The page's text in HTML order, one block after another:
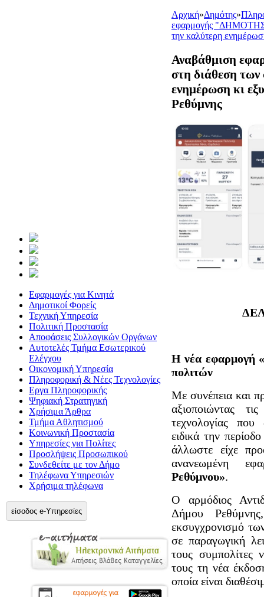
Εφαρμογές για Κινητά
Δημοτικοί Φορείς
Τεχνική Υπηρεσία
Πολιτική Προστασία
Αποφάσεις Συλλογικών Οργάνων
Αυτοτελές Τμήμα Εσωτερικού
Ελέγχου
Οικονομική Υπηρεσία
Πληροφορική & Νέες Τεχνολογίες
Εργα Πληροφορικής
Ψηφιακή Στρατηγική
Χρήσιμα Άρθρα
Τμήμα Αθλητισμού
Κοινωνική Προστασία
Υπηρεσίες για Πολίτες
Προσλήψεις Προσωπικού
Συνδεθείτε με τον Δήμο
Τηλέφωνα Υπηρεσιών
Χρήσιμα τηλέφωνα
είσοδος e-Υπηρεσίες
Αρχική»Δημότης»
εφαρμογής "ΔΗΜΟΤΗΣ
την καλύτερη
Αναβάθμιση
στη διάθεση των
ενημέρωση κι
Ρεθύμνης
Η νέα εφαρμογή
πολιτών
Με συνέπεια και
αξιοποιώντας
τεχνολογίας που
ειδικά την
άλλωστε είχε
ανανεωμένη
Ρεθύμνου».
Ο αρμόδιος
Δήμου
εκσυγχρονισμό
σε παραγωγική
τους συμπολίτες
τους τη νέα
οποία είναι